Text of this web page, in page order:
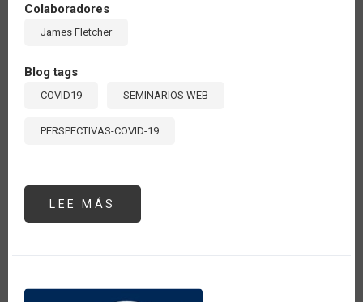
Colaboradores
James Fletcher
Blog tags
COVID19 SEMINARIOS WEB
PERSPECTIVAS-COVID-19
LEE MÁS
#6: